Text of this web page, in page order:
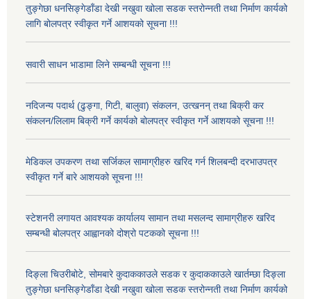
तुङ्गेछा धनसिङ्गेडाँडा देखी नखुवा खोला सडक स्तरोन्नती तथा निर्माण कार्यको
लागि बोलपत्र स्वीकृत गर्ने आशयको सूचना !!!
सवारी साधन भाडामा लिने सम्बन्धी सूचना !!!
नदिजन्य पदार्थ (ढुङ्गा, गिटी, बालुवा) संकलन, उत्खनन् तथा बिक्री कर
संकलन/लिलाम बिक्री गर्ने कार्यको बोलपत्र स्वीकृत गर्ने आशयको सूचना !!!
मेडिकल उपकरण तथा सर्जिकल सामाग्रीहरु खरिद गर्न शिलबन्दी दरभाउपत्र
स्वीकृत गर्ने बारे आशयको सूचना !!!
स्टेशनरी लगायत आवश्यक कार्यालय सामान तथा मसलन्द सामाग्रीहरु खरिद
सम्बन्धी बोलपत्र आह्वानको दोश्रो पटकको सूचना !!!
दिङ्ला चिउरीबोटे, सोमबारे कुदाककाउले सडक र कुदाककाउले खार्तम्छा दिङ्ला
तुङ्गेछा धनसिङ्गेडाँडा देखी नखुवा खोला सडक स्तरोन्नती तथा निर्माण कार्यको